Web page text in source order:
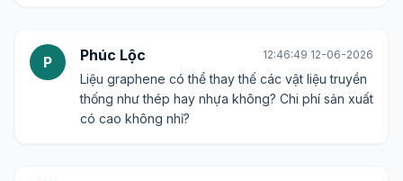
P Phúc Lộc 12:46:49 12-06-2026
Liệu graphene có thể thay thế các vật liệu truyền
thống như thép hay nhựa không? Chi phí sản xuất
có cao không nhỉ?